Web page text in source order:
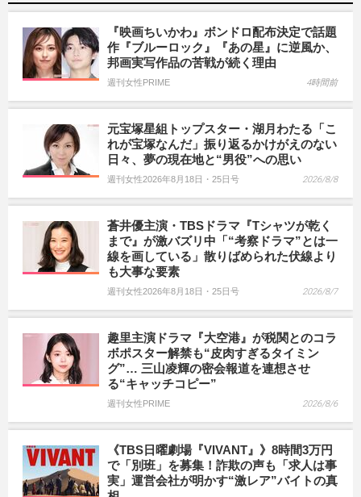
『映画ちいかわ』ボンドロ配布決定で話題
作『ブルーロック』『あの星』に逆風か、
邦画実写作品の苦戦が続く理由
週刊女性PRIME 4時間前
元宝塚星組トップスター・湖月わたる「こ
れが宝塚なんだ」振り返るかけがえのない
日々、夢の現在地と“男役”への思い
週刊女性2026年8月18日・25日号 2026/8/8
蒼井優主演・TBSドラマ『Tシャツが乾く
まで』が激バズリ中「“考察ドラマ”とは一
線を画している」散りばめられた伏線より
も大事な要素
週刊女性2026年8月18日・25日号 2026/8/7
趣里主演ドラマ『大空港』が税関とのコラ
ボポスター解禁も“皮肉すぎるタイミン
グ”… 三山凌輝の密会報道を連想させ
る“キャッチコピー”
週刊女性PRIME 2026/8/6
《TBS日曜劇場『VIVANT』》8時間3万円
で「別班」を募集！詐欺の声も「求人は事
実」運営会社が明かす“激レア”バイトの真